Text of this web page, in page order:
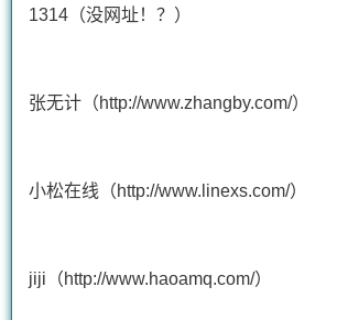
1314（没网址！？）
张无计（http://www.zhangby.com/）
小松在线（http://www.linexs.com/）
jiji（http://www.haoamq.com/）